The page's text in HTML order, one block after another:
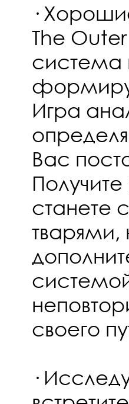
·
The
система
Игра
Вас
станете
тварями,
своего
·